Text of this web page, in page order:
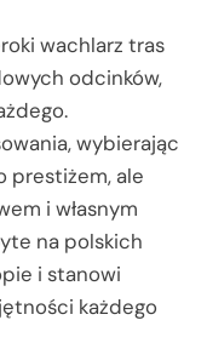
wachlarz tras
odcinków,
wybierając
prestiżem, ale
i własnym
na polskich
i stanowi
każdego